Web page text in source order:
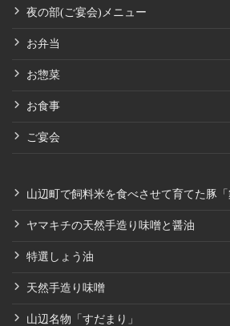
夜の部(ご宴会)メニュー
お弁当
お惣菜
お食事
ご宴会
山辺町で飼料米を食べさせて育てた豚「
ヤマキチの天然手造り味噌と醤油
特選しょう油
天然手造り味噌
山辺名物「すだまり」